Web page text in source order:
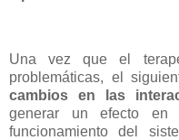
Una vez que el
problemáticas, el
cambios en las
generar un efecto en
funcionamiento del